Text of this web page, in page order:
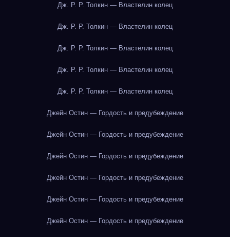
Дж. Р. Р. Толкин — Властелин колец
Дж. Р. Р. Толкин — Властелин колец
Дж. Р. Р. Толкин — Властелин колец
Дж. Р. Р. Толкин — Властелин колец
Дж. Р. Р. Толкин — Властелин колец
Джейн Остин — Гордость и предубеждение
Джейн Остин — Гордость и предубеждение
Джейн Остин — Гордость и предубеждение
Джейн Остин — Гордость и предубеждение
Джейн Остин — Гордость и предубеждение
Джейн Остин — Гордость и предубеждение